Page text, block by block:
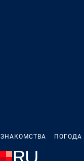
ЗНАКОМСТВА ПОГОДА